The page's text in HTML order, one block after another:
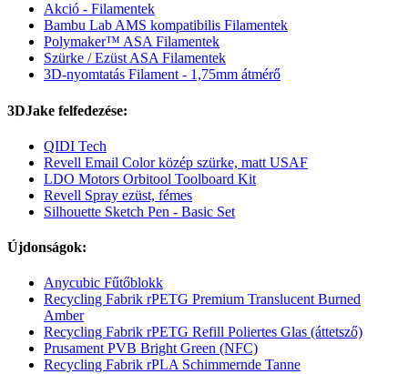
Akció - Filamentek
Bambu Lab AMS kompatibilis Filamentek
Polymaker™ ASA Filamentek
Szürke / Ezüst ASA Filamentek
3D-nyomtatás Filament - 1,75mm átmérő
3DJake felfedezése:
QIDI Tech
Revell Email Color közép szürke, matt USAF
LDO Motors Orbitool Toolboard Kit
Revell Spray ezüst, fémes
Silhouette Sketch Pen - Basic Set
Újdonságok:
Anycubic Fűtőblokk
Recycling Fabrik rPETG Premium Translucent Burned
Amber
Recycling Fabrik rPETG Refill Poliertes Glas (áttetsző)
Prusament PVB Bright Green (NFC)
Recycling Fabrik rPLA Schimmernde Tanne